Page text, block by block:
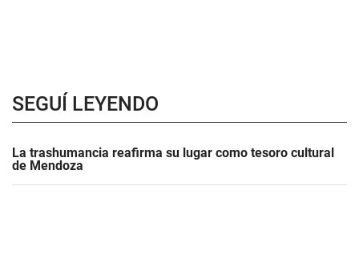
SEGUÍ LEYENDO
La trashumancia reafirma su lugar como tesoro cultural
de Mendoza